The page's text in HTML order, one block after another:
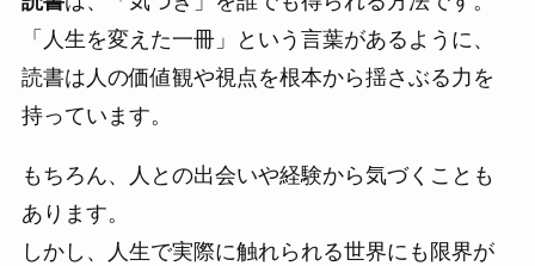
「人生を変えた一冊」という言葉があるように、
読書は人の価値観や視点を根本から揺さぶる力を
持っています。
もちろん、人との出会いや経験から気づくことも
あります。
しかし、人生で実際に触れられる世界にも限界が